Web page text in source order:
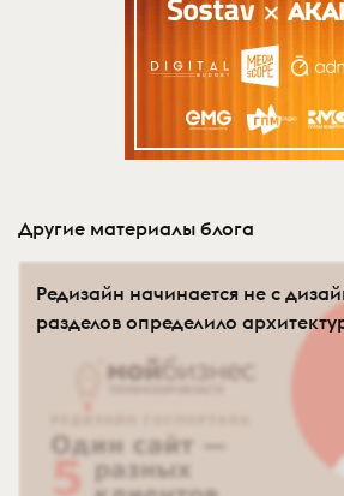
Другие материалы блога
Редизайн начинается не с
разделов определило